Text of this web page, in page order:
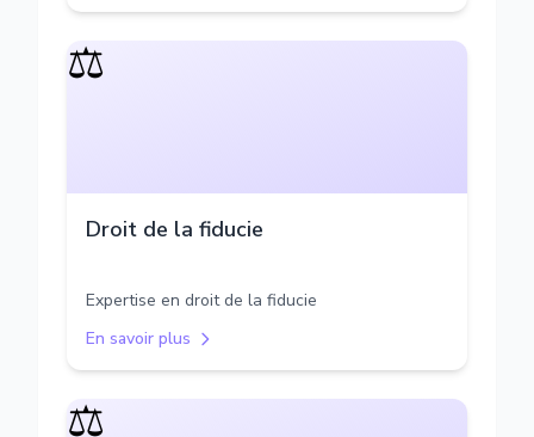
⚖️
Droit de la fiducie
Expertise en droit de la fiducie
En savoir plus
⚖️